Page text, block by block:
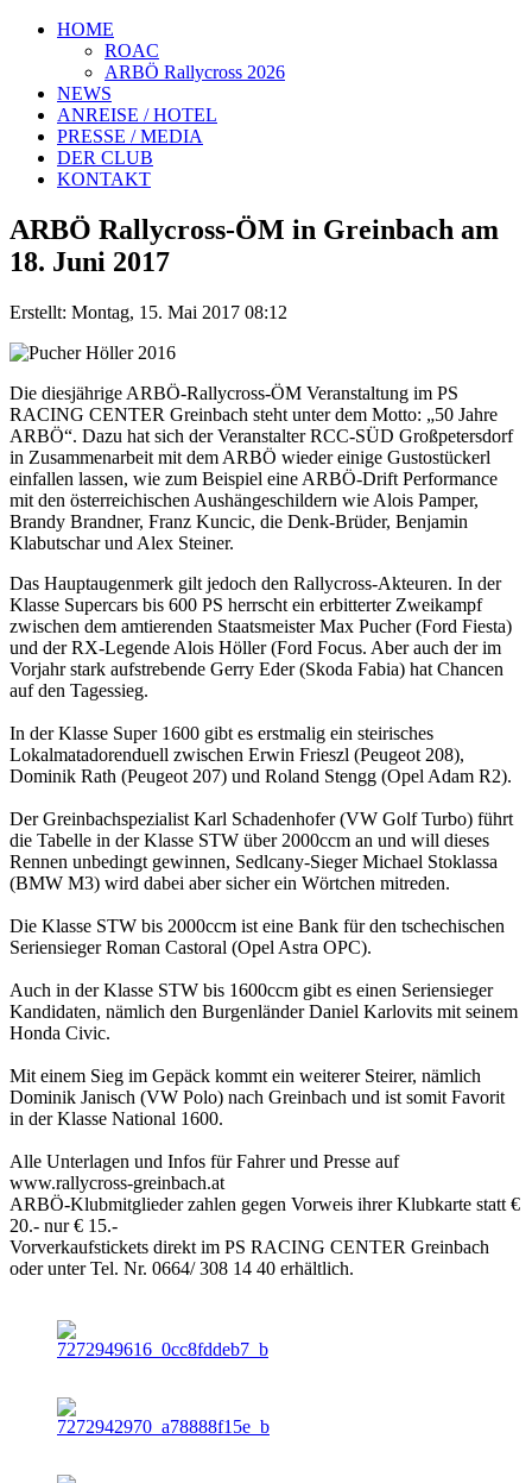
HOME
ROAC
ARBÖ Rallycross 2026
NEWS
ANREISE / HOTEL
PRESSE / MEDIA
DER CLUB
KONTAKT
ARBÖ Rallycross-ÖM in Greinbach am
18. Juni 2017
Erstellt: Montag, 15. Mai 2017 08:12
Die diesjährige ARBÖ-Rallycross-ÖM Veranstaltung im PS
RACING CENTER Greinbach steht unter dem Motto: „50 Jahre
ARBÖ“. Dazu hat sich der Veranstalter RCC-SÜD Großpetersdorf
in Zusammenarbeit mit dem ARBÖ wieder einige Gustostückerl
einfallen lassen, wie zum Beispiel eine ARBÖ-Drift Performance
mit den österreichischen Aushängeschildern wie Alois Pamper,
Brandy Brandner, Franz Kuncic, die Denk-Brüder, Benjamin
Klabutschar und Alex Steiner.
Das Hauptaugenmerk gilt jedoch den Rallycross-Akteuren. In der
Klasse Supercars bis 600 PS herrscht ein erbitterter Zweikampf
zwischen dem amtierenden Staatsmeister Max Pucher (Ford Fiesta)
und der RX-Legende Alois Höller (Ford Focus. Aber auch der im
Vorjahr stark aufstrebende Gerry Eder (Skoda Fabia) hat Chancen
auf den Tagessieg.
In der Klasse Super 1600 gibt es erstmalig ein steirisches
Lokalmatadorenduell zwischen Erwin Frieszl (Peugeot 208),
Dominik Rath (Peugeot 207) und Roland Stengg (Opel Adam R2).
Der Greinbachspezialist Karl Schadenhofer (VW Golf Turbo) führt
die Tabelle in der Klasse STW über 2000ccm an und will dieses
Rennen unbedingt gewinnen, Sedlcany-Sieger Michael Stoklassa
(BMW M3) wird dabei aber sicher ein Wörtchen mitreden.
Die Klasse STW bis 2000ccm ist eine Bank für den tschechischen
Seriensieger Roman Castoral (Opel Astra OPC).
Auch in der Klasse STW bis 1600ccm gibt es einen Seriensieger
Kandidaten, nämlich den Burgenländer Daniel Karlovits mit seinem
Honda Civic.
Mit einem Sieg im Gepäck kommt ein weiterer Steirer, nämlich
Dominik Janisch (VW Polo) nach Greinbach und ist somit Favorit
in der Klasse National 1600.
Alle Unterlagen und Infos für Fahrer und Presse auf
www.rallycross-greinbach.at
ARBÖ-Klubmitglieder zahlen gegen Vorweis ihrer Klubkarte statt €
20.- nur € 15.-
Vorverkaufstickets direkt im PS RACING CENTER Greinbach
oder unter Tel. Nr. 0664/ 308 14 40 erhältlich.